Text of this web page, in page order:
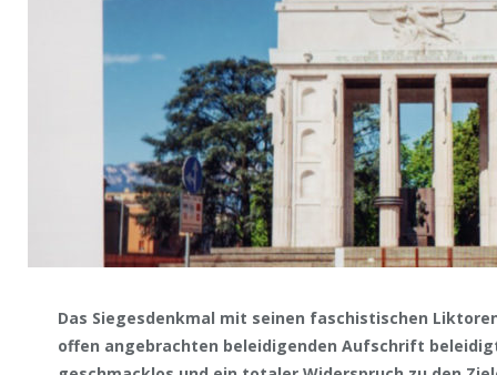
Das Siegesdenkmal mit seinen faschistischen
offen angebrachten beleidigenden Aufschrift